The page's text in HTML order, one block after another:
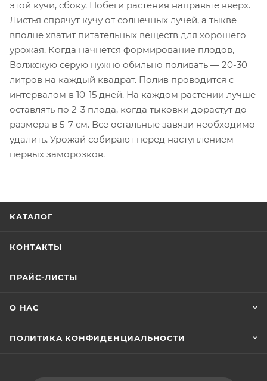
этой кучи, сбоку. Побеги растения направьте вверх.
Листья спрячут кучу от солнечных лучей, а тыкве
вполне хватит питательных веществ для хорошего
урожая. Когда начнется формирование плодов,
Волжскую серую нужно обильно поливать — 20-30
литров на каждый квадрат. Полив проводится с
интервалом в 10-15 дней. На каждом растении лучше
оставлять по 2-3 плода, когда тыковки дорастут до
размера в 5-7 см. Все остальные завязи необходимо
удалить. Урожай собирают перед наступлением
первых заморозков.
КАТАЛОГ
КОНТАКТЫ
ПРАЙС-ЛИСТЫ
О НАС
ПОЛИТИКА КОНФИДЕНЦИАЛЬНОСТИ